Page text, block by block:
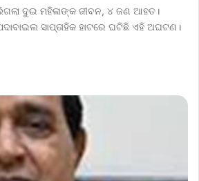
ଦୁଇ ମହିଳାଙ୍କ ଜୀବନ, ୪ ଜଣ ଆହତ।
ସାପ୍ତାହିକ ହାଟରେ ଘଟିଛି ଏହି ଅଘଟଣ।